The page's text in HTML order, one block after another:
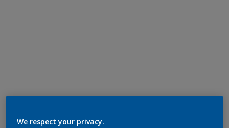
We respect your privacy.